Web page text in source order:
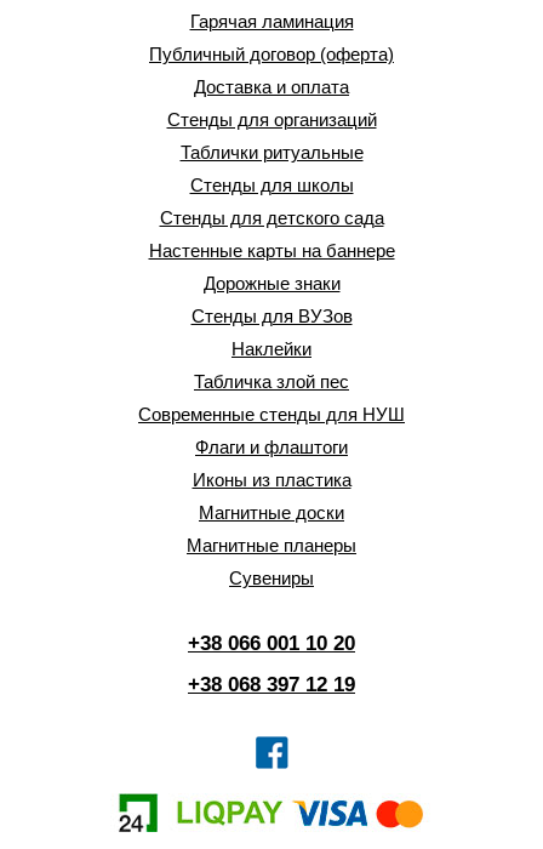
Гарячая ламинация
Публичный договор (оферта)
Доставка и оплата
Стенды для организаций
Таблички ритуальные
Стенды для школы
Стенды для детского сада
Настенные карты на баннере
Дорожные знаки
Стенды для ВУЗов
Наклейки
Табличка злой пес
Современные стенды для НУШ
Флаги и флаштоги
Иконы из пластика
Магнитные доски
Магнитные планеры
Сувениры
+38 066 001 10 20
+38 068 397 12 19